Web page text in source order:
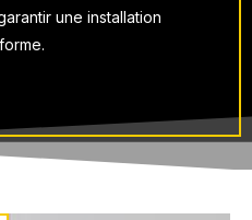
une installation